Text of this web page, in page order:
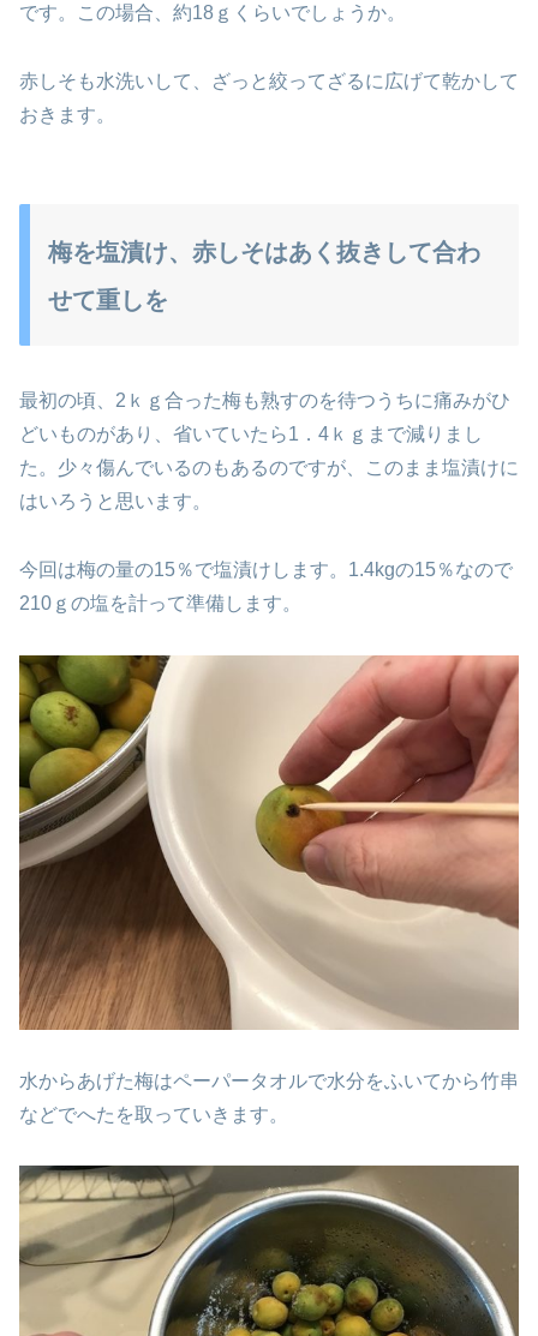
です。この場合、約18ｇくらいでしょうか。
赤しそも水洗いして、ざっと絞ってざるに広げて乾かして
おきます。
梅を塩漬け、赤しそはあく抜きして合わ
せて重しを
最初の頃、2ｋｇ合った梅も熟すのを待つうちに痛みがひ
どいものがあり、省いていたら1．4ｋｇまで減りまし
た。少々傷んでいるのもあるのですが、このまま塩漬けに
はいろうと思います。
今回は梅の量の15％で塩漬けします。1.4kgの15％なので
210ｇの塩を計って準備します。
水からあげた梅はペーパータオルで水分をふいてから竹串
などでへたを取っていきます。